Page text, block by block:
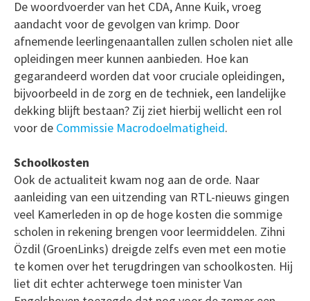
De woordvoerder van het CDA, Anne Kuik, vroeg
aandacht voor de gevolgen van krimp. Door
afnemende leerlingenaantallen zullen scholen niet alle
opleidingen meer kunnen aanbieden. Hoe kan
gegarandeerd worden dat voor cruciale opleidingen,
bijvoorbeeld in de zorg en de techniek, een landelijke
dekking blijft bestaan? Zij ziet hierbij wellicht een rol
voor de Commissie Macrodoelmatigheid.
Schoolkosten
Ook de actualiteit kwam nog aan de orde. Naar
aanleiding van een uitzending van RTL-nieuws gingen
veel Kamerleden in op de hoge kosten die sommige
scholen in rekening brengen voor leermiddelen. Zihni
Özdil (GroenLinks) dreigde zelfs even met een motie
te komen over het terugdringen van schoolkosten. Hij
liet dit echter achterwege toen minister Van